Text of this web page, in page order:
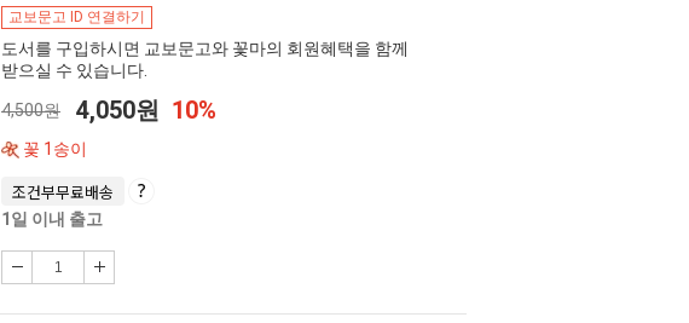
교보문고 ID 연결하기
도서를 구입하시면 교보문고와 꽃마의 회원혜택을 함께
받으실 수 있습니다.
4,500원 4,050원 10%
꽃 1송이
조건부무료배송
1일 이내 출고